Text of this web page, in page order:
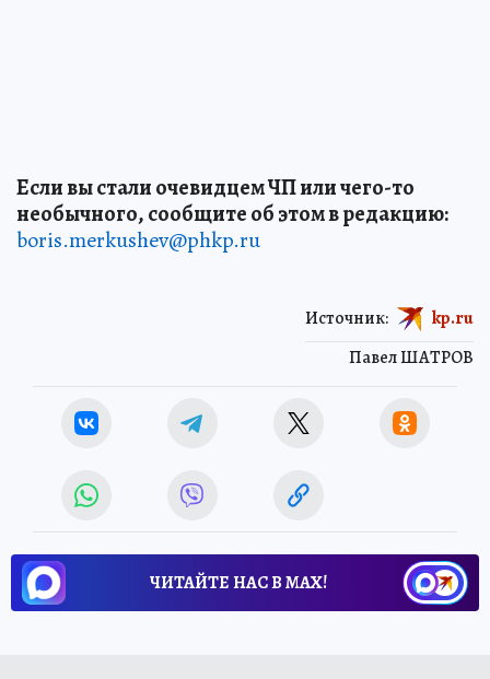
Если вы стали очевидцем ЧП или чего-то
необычного, сообщите об этом в редакцию:
boris.merkushev@phkp.ru
Павел ШАТРОВ
Источник: kp.ru
ЧИТАЙТЕ НАС В МАХ!